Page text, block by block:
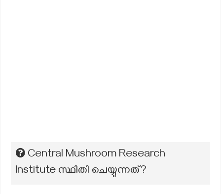
Central Mushroom Research
Institute സ്ഥിതി ചെയ്യുന്നത്?